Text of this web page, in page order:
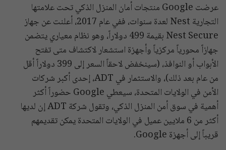
عرضت Google منتجات أمان المنزل الذكي تحت علامتها
التجارية Nest لعدة سنوات، ففي عام 2017، أعلنت عن جهاز
Nest Secure بقيمة 499 دولاراً، وهو نظام معياري يتضمن
جهازاً محورياً مركزياً وأجهزة استشعار لاكتشاف متى تفتح
الأبواب أو النوافذ، (سينخفض لاحقاً السعر إلى 399 دولاراً أقل
من عام بعد ذلك)، والاستثمار في ADT، إحدى أكبر شركات
الأمن في الولايات المتحدة، سيعطي Google حضوراً أكثر
أهمية في سوق أمن المنزل الذكي، وتقول شركة ADT إن لديها
أكثر من 6 ملايين عميل في الولايات المتحدة يمكن تقديمهم
قريباً إلى أجهزة Google.